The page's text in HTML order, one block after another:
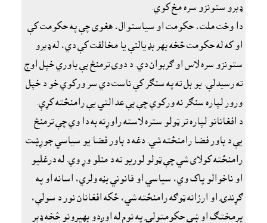
ډېرو ستونزو سره مخ کوي.
دا وخت ملت، حکومت او سياستوال، هغوى چې په حکومت کې
او که له حکومت څخه بهر بډيالنې يا مخالفت کې دي، له ډېرو
ستونزو سره لاس او ګرېوان دي. د دوى ترمنځ بې باوري خپل اوج
ته رسيدلې. يو بل ته په سنګر کې ناست دي سر ورکوي خو د خپل
ورور لپاره سنګر نه ورکوي چې بې عدالتي يې رامنځته کړې.
د افغانانو لپاره تر ټولو ستره لاسته راوړنه به دا وي چې ترمنځ
يې د باور فضا رامنځته شي. دغه د باور فضا يو سياسي جوړښت
رامنځته کولاى شي چې ټولو لوريو ته د منلو وړ وي. له درغليو
او ناخوالو پاک وي، سياسي او قانوني بڼه ولري، اسانه او په
ګړندۍ او ارزانه ټوګه رامنځته شي، ځکه افغانان نور د سولې،
پرمختګ او ښې حکومتولۍ په نوم له اوږدو بهيرونو څخه ډېر